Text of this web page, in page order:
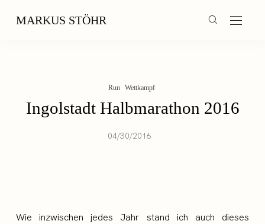
MARKUS STÖHR
Run Wettkampf
Ingolstadt Halbmarathon 2016
04/30/2016
Wie inzwischen jedes Jahr stand ich auch dieses